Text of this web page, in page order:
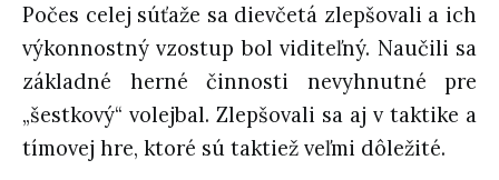
Počes celej súťaže sa dievčetá zlepšovali a ich
výkonnostný vzostup bol viditeľný. Naučili sa
základné herné činnosti nevyhnutné pre
„šestkový“ volejbal. Zlepšovali sa aj v taktike a
tímovej hre, ktoré sú taktiež veľmi dôležité.